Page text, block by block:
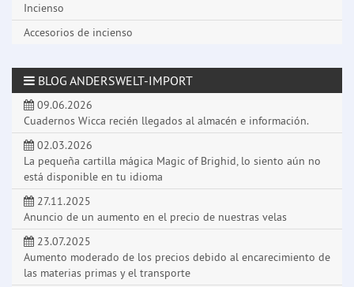
Incienso
Accesorios de incienso
BLOG ANDERSWELT-IMPORT
09.06.2026
Cuadernos Wicca recién llegados al almacén e información.
02.03.2026
La pequeña cartilla mágica Magic of Brighid, lo siento aún no
está disponible en tu idioma
27.11.2025
Anuncio de un aumento en el precio de nuestras velas
23.07.2025
Aumento moderado de los precios debido al encarecimiento de
las materias primas y el transporte